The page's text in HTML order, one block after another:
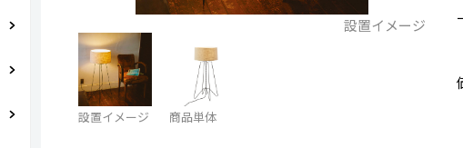
設置イメージ
設置イメージ 商品単体